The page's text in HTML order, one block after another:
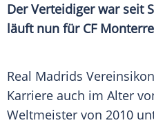
Der Verteidiger war seit
läuft nun für CF
Real Madrids
Karriere auch im Alter
Weltmeister von 2010